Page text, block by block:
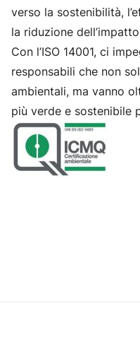
verso la sostenibilità,
la riduzione
Con l’ISO 14001, ci
responsabili che non
ambientali, ma vanno
più verde e sostenibile